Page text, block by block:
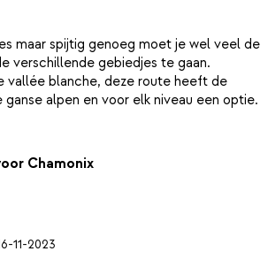
maar spijtig genoeg moet je wel veel de
verschillende gebiedjes te gaan.
vallée blanche, deze route heeft de
Chamonix
11-2023